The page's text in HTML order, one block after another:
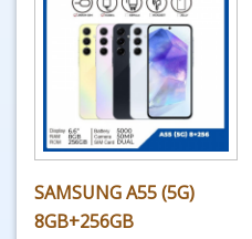
SAMSUNG A55 (5G)
8GB+256GB